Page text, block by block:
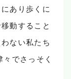
あり歩くに
動すること
ない私たち
でさっそく